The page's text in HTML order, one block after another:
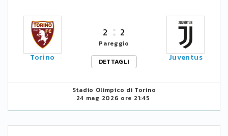
Torino
2 2
Pareggio
DETTAGLI
Juventus
Stadio Olimpico di Torino
24 mag 2026 ore 21:45